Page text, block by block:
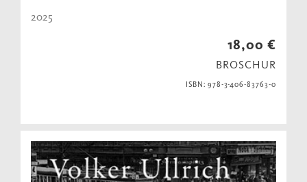
2025
18,00 €
BROSCHUR
ISBN: 978-3-406-83763-0